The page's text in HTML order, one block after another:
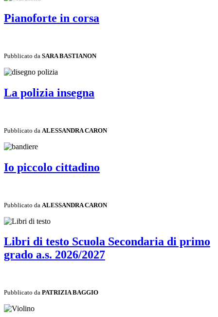
Pianoforte in corsa
Pubblicato da SARA BASTIANON
La polizia insegna
Pubblicato da ALESSANDRA CARON
Io piccolo cittadino
Pubblicato da ALESSANDRA CARON
Libri di testo Scuola Secondaria di primo
grado a.s. 2026/2027
Pubblicato da PATRIZIA BAGGIO